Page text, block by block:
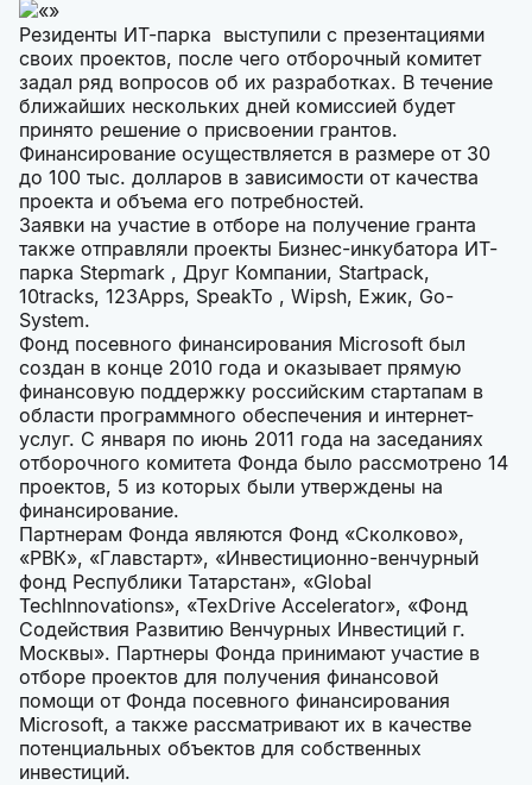
Резиденты ИТ-парка выступили с презентациями
своих проектов, после чего отборочный комитет
задал ряд вопросов об их разработках. В течение
ближайших нескольких дней комиссией будет
принято решение о присвоении грантов.
Финансирование осуществляется в размере от 30
до 100 тыс. долларов в зависимости от качества
проекта и объема его потребностей.
Заявки на участие в отборе на получение гранта
также отправляли проекты Бизнес-инкубатора ИТ-
парка Stepmark , Друг Компании, Startpack,
10tracks, 123Apps, SpeakTo , Wipsh, Ежик, Go-
System.
Фонд посевного финансирования Microsoft был
создан в конце 2010 года и оказывает прямую
финансовую поддержку российским стартапам в
области программного обеспечения и интернет-
услуг. С января по июнь 2011 года на заседаниях
отборочного комитета Фонда было рассмотрено 14
проектов, 5 из которых были утверждены на
финансирование.
Партнерам Фонда являются Фонд «Сколково»,
«РВК», «Главстарт», «Инвестиционно-венчурный
фонд Республики Татарстан», «Global
TechInnovations», «TexDrive Accelerator», «Фонд
Содействия Развитию Венчурных Инвестиций г.
Москвы». Партнеры Фонда принимают участие в
отборе проектов для получения финансовой
помощи от Фонда посевного финансирования
Microsoft, а также рассматривают их в качестве
потенциальных объектов для собственных
инвестиций.